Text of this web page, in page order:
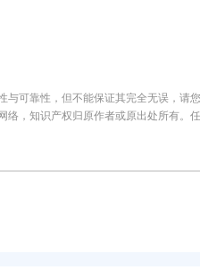
与可靠性，但不能保证其完全无误，
络，知识产权归原作者或原出处所有